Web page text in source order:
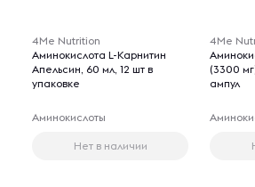
4Me Nutrition
Аминокислота L-Карнитин
Апельсин, 60 мл, 12 шт в
упаковке
Аминокислоты
Нет в наличии
4Me
(3300
ампул